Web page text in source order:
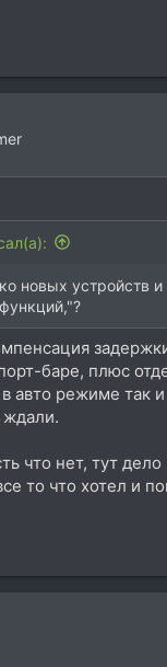
новых устройств и
баре, плюс
авто режиме так
ждали.
что нет, тут дело
то что хотел и